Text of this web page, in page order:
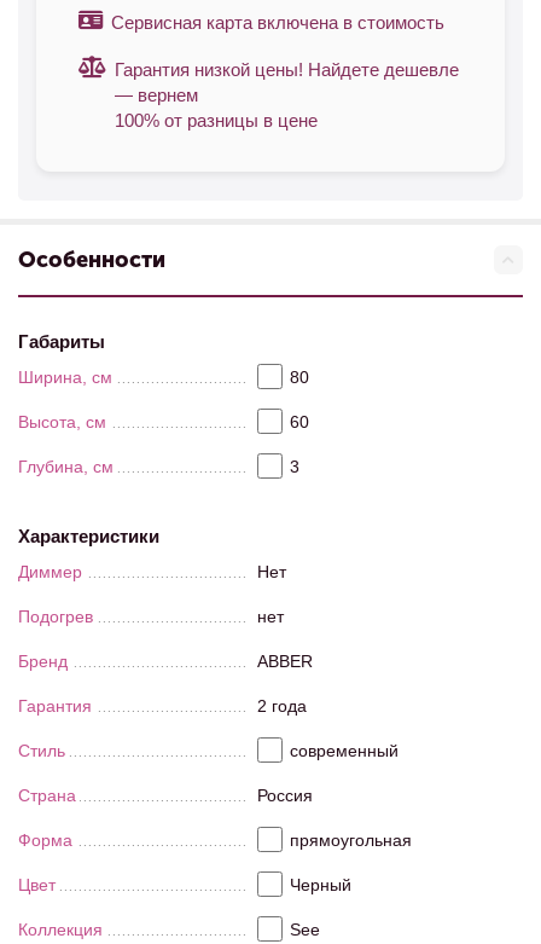
Сервисная карта включена в стоимость
Гарантия низкой цены! Найдете дешевле
— вернем
100% от разницы в цене
Особенности
Габариты
Ширина, см 80
Высота, см 60
Глубина, см 3
Характеристики
Диммер Нет
Подогрев нет
Бренд ABBER
Гарантия 2 года
Стиль современный
Страна Россия
Форма прямоугольная
Цвет Черный
Коллекция See